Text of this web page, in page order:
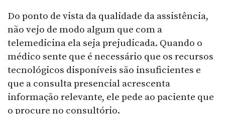
Do ponto de vista da qualidade da assistência,
não vejo de modo algum que com a
telemedicina ela seja prejudicada. Quando o
médico sente que é necessário que os recursos
tecnológicos disponíveis são insuficientes e
que a consulta presencial acrescenta
informação relevante, ele pede ao paciente que
o procure no consultório.